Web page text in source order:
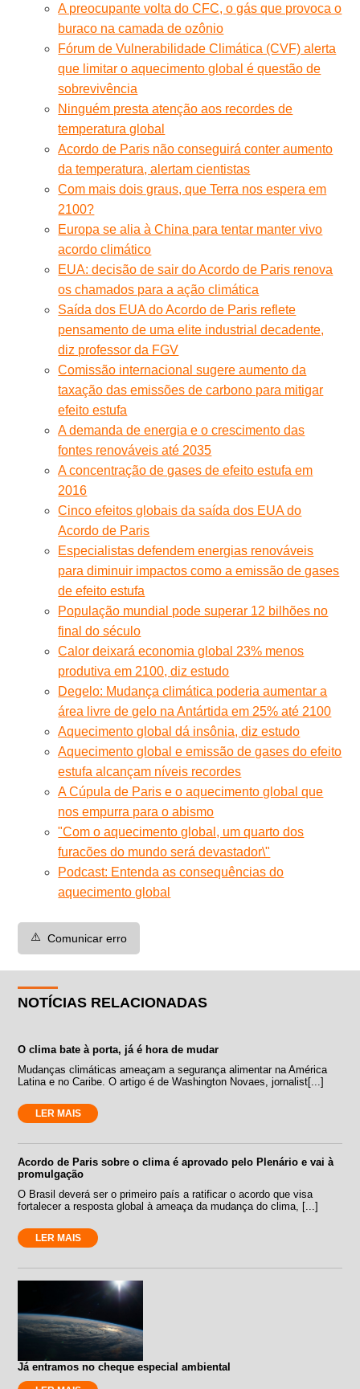
A preocupante volta do CFC, o gás que provoca o
buraco na camada de ozônio
Fórum de Vulnerabilidade Climática (CVF) alerta
que limitar o aquecimento global é questão de
sobrevivência
Ninguém presta atenção aos recordes de
temperatura global
Acordo de Paris não conseguirá conter aumento
da temperatura, alertam cientistas
Com mais dois graus, que Terra nos espera em
2100?
Europa se alia à China para tentar manter vivo
acordo climático
EUA: decisão de sair do Acordo de Paris renova
os chamados para a ação climática
Saída dos EUA do Acordo de Paris reflete
pensamento de uma elite industrial decadente,
diz professor da FGV
Comissão internacional sugere aumento da
taxação das emissões de carbono para mitigar
efeito estufa
A demanda de energia e o crescimento das
fontes renováveis até 2035
A concentração de gases de efeito estufa em
2016
Cinco efeitos globais da saída dos EUA do
Acordo de Paris
Especialistas defendem energias renováveis
para diminuir impactos como a emissão de gases
de efeito estufa
População mundial pode superar 12 bilhões no
final do século
Calor deixará economia global 23% menos
produtiva em 2100, diz estudo
Degelo: Mudança climática poderia aumentar a
área livre de gelo na Antártida em 25% até 2100
Aquecimento global dá insônia, diz estudo
Aquecimento global e emissão de gases do efeito
estufa alcançam níveis recordes
A Cúpula de Paris e o aquecimento global que
nos empurra para o abismo
"Com o aquecimento global, um quarto dos
furacões do mundo será devastador\"
Podcast: Entenda as consequências do
aquecimento global
⚠️ Comunicar erro
NOTÍCIAS RELACIONADAS
O clima bate à porta, já é hora de mudar
Mudanças climáticas ameaçam a segurança alimentar na América
Latina e no Caribe. O artigo é de Washington Novaes, jornalist[...]
LER MAIS
Acordo de Paris sobre o clima é aprovado pelo Plenário e vai à
promulgação
O Brasil deverá ser o primeiro país a ratificar o acordo que visa
fortalecer a resposta global à ameaça da mudança do clima, [...]
LER MAIS
Já entramos no cheque especial ambiental